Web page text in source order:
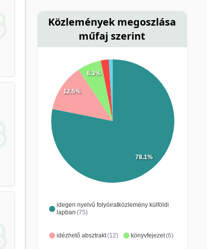
Közlemények megoszlása
műfaj szerint
idegen nyelvű folyóiratközlemény külföldi
lapban (75)
idézhető absztrakt(12) könyvfejezet(6)
78.1%
12.5%
6.3%